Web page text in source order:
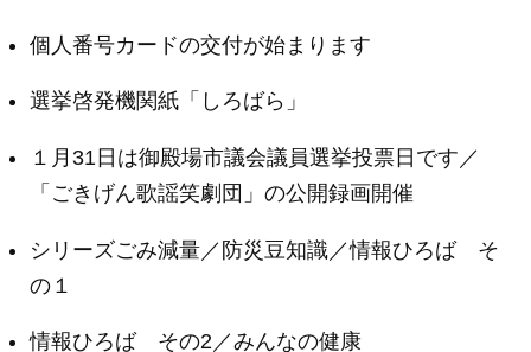
個人番号カードの交付が始まります
選挙啓発機関紙「しろばら」
１月31日は御殿場市議会議員選挙投票日です／
「ごきげん歌謡笑劇団」の公開録画開催
シリーズごみ減量／防災豆知識／情報ひろば そ
の１
情報ひろば その2／みんなの健康